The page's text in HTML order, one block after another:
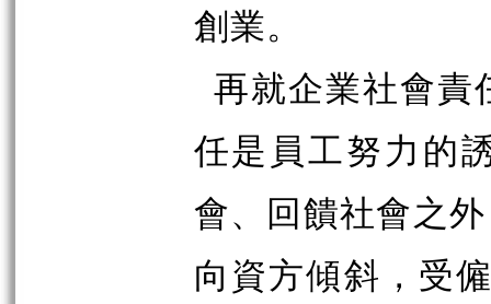
創業。
再就企業社會責
任是員工努力的
會、回饋社會之
向資方傾斜，受